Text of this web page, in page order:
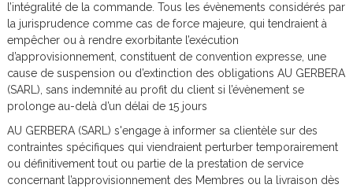
l’intégralité de la commande. Tous les évènements considérés par
la jurisprudence comme cas de force majeure, qui tendraient à
empêcher ou à rendre exorbitante l’exécution
d’approvisionnement, constituent de convention expresse, une
cause de suspension ou d’extinction des obligations AU GERBERA
(SARL), sans indemnité au profit du client si l’évènement se
prolonge au-delà d’un délai de 15 jours
AU GERBERA (SARL) s'engage à informer sa clientèle sur des
contraintes spécifiques qui viendraient perturber temporairement
ou définitivement tout ou partie de la prestation de service
concernant l’approvisionnement des Membres ou la livraison dès